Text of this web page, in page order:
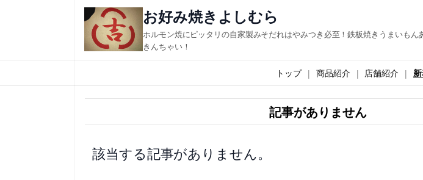
ス
キ
お好み焼きよしむら
ホルモン焼にピッタリの自家製みそだれはやみつき必至！鉄板焼きうまいも
きんちゃい！
トップ 商品紹介 店舗紹介
記事がありません
該当する記事がありません。